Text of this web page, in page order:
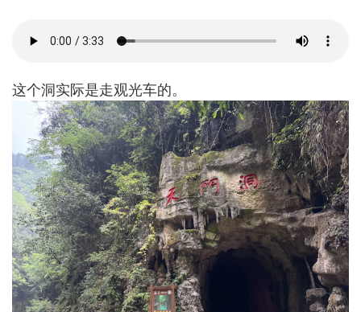
这个洞实际是走观光车的。